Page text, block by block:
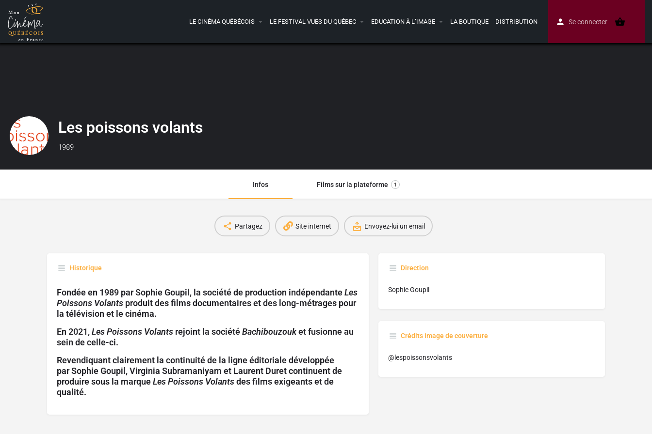
LE CINÉMA QUÉBÉCOIS LE FESTIVAL VUES DU QUÉBEC EDUCATION À L’IMAGE LA BOUTIQUE DISTRIBUTION Se connecter
Les poissons volants
1989
Infos Films sur la plateforme 1
Partagez Site internet Envoyez-lui un email
Historique
Fondée en 1989 parSophie Goupil , la société de production indépendanteLes
Poissons Volants produit des films documentaires et des long-métrages pour
la télévision et le cinéma.
En 2021,Les Poissons Volants rejoint la sociétéBachibouzouket fusionne au
sein de celle-ci.
Revendiquant clairement la continuité de la ligne éditoriale développée
parSophie Goupil ,Virginia Subramaniyam et Laurent Duretcontinuent de
produire sous la marqueLes Poissons Volantsdes films exigeants et de
qualité.
Direction
Sophie Goupil
Crédits image de couverture
@lespoissonsvolants